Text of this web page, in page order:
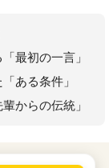
最初の一言」
ある条件」
からの伝統」